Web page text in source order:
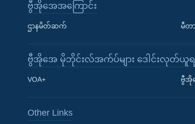
Learning English
ဗွီအိုအေအကြောင်း
ဌာနမိတ်ဆက် မီတာ
ဗွီအိုအေ မိုဘိုင်းလ်အက်ပ်များ ဒေါင်းလုတ်ယူ
VOA+ ဗွီအို
Other Links